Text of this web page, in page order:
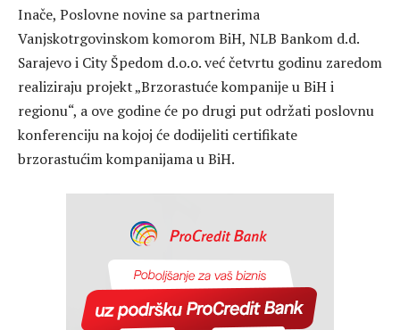
Inače, Poslovne novine sa partnerima
Vanjskotrgovinskom komorom BiH, NLB Bankom d.d.
Sarajevo i City Špedom d.o.o. već četvrtu godinu zaredom
realiziraju projekt „Brzorastuće kompanije u BiH i
regionu“, a ove godine će po drugi put održati poslovnu
konferenciju na kojoj će dodijeliti certifikate
brzorastućim kompanijama u BiH.